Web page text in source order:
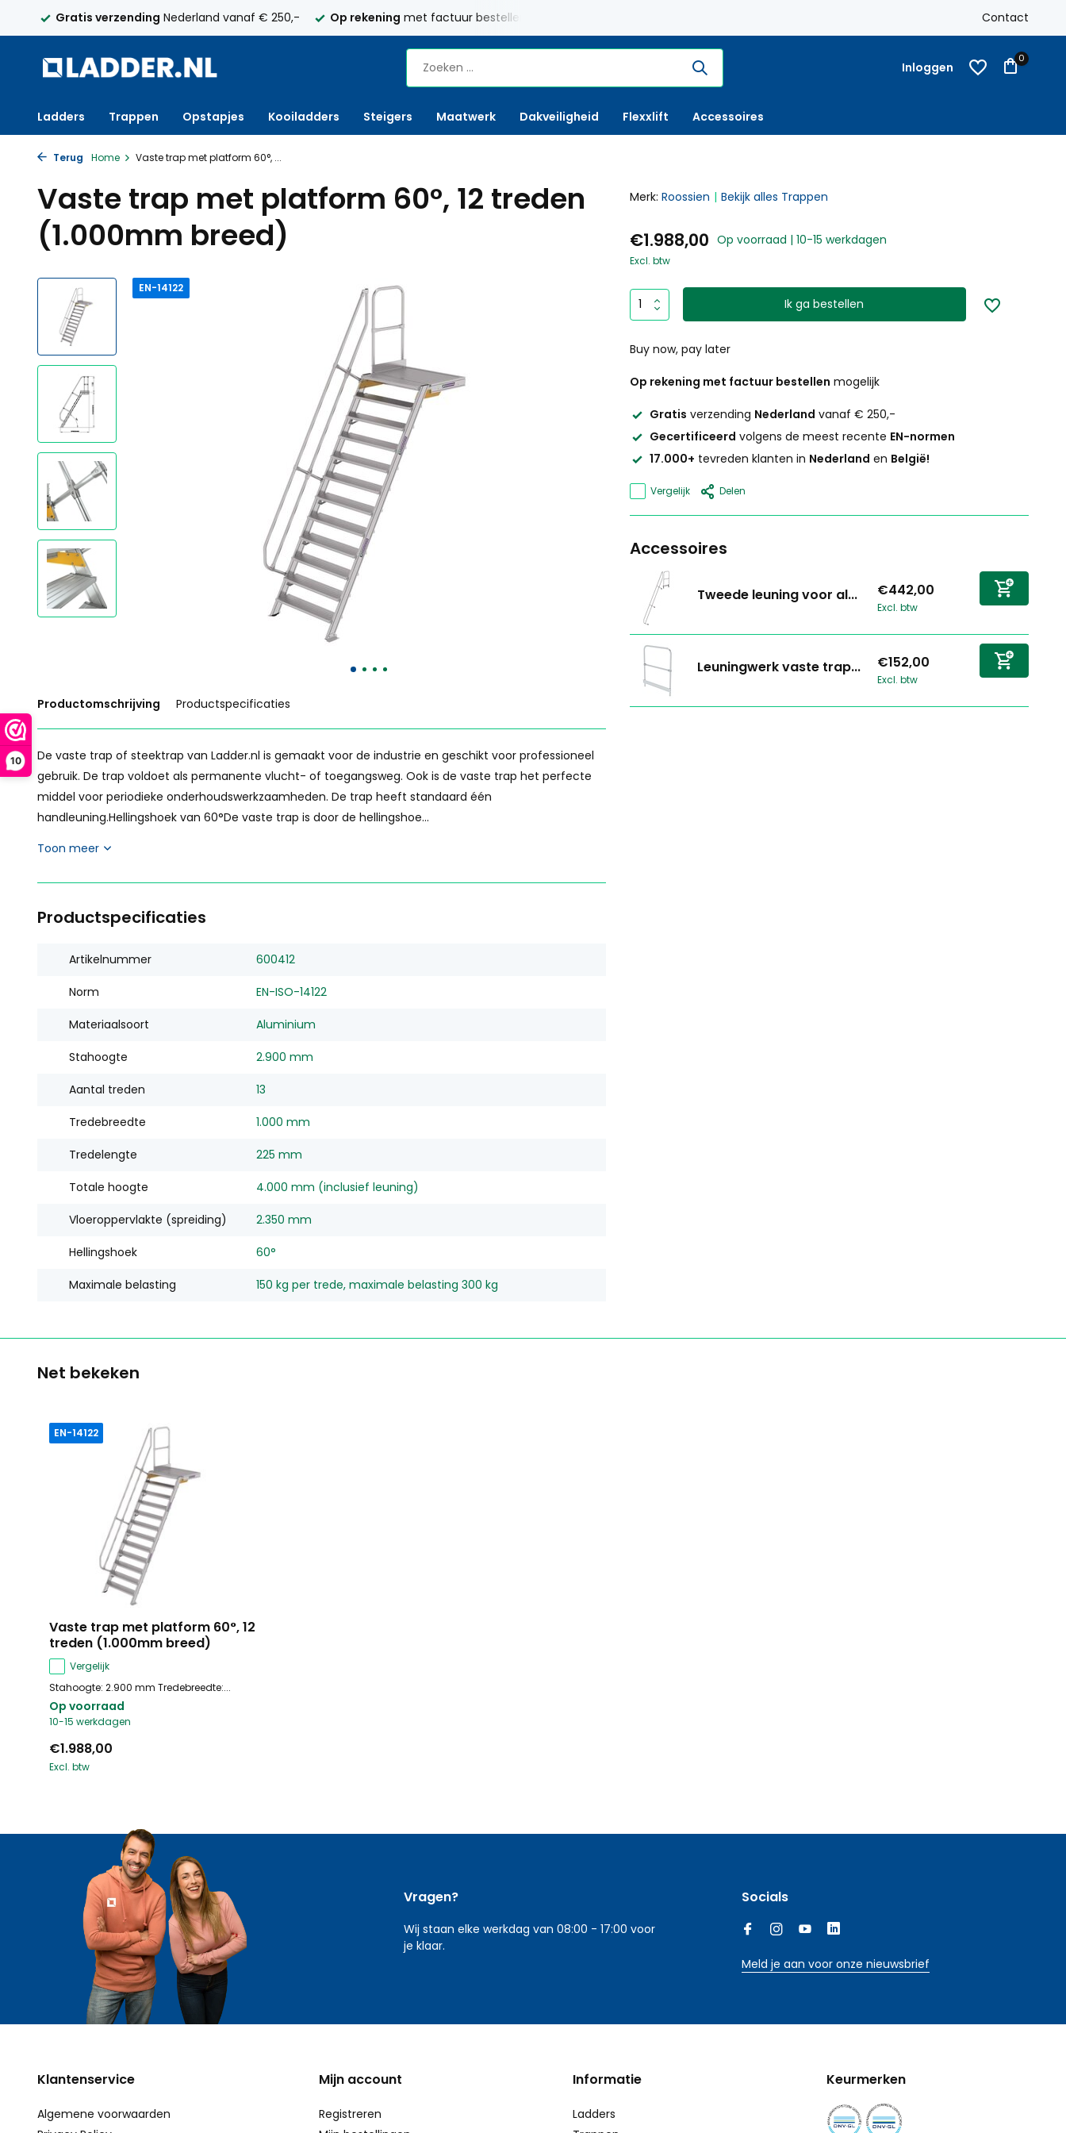
10
Gratis verzending Nederland vanaf € 250,- Op rekening met factuur bestellen mogelijk Nederland vanaf € 250,- Op
Contact
Inloggen
0
Ladders Trappen Opstapjes Kooiladders Steigers Maatwerk Dakveiligheid Flexxlift Accessoires
Terug Home Vaste trap met platform 60°, ...
Vaste trap met platform 60°, 12 treden
(1.000mm breed)
EN-14122
Productomschrijving Productspecificaties
De vaste trap of steektrap van Ladder.nl is gemaakt voor de industrie en geschikt voor professioneel
gebruik. De trap voldoet als permanente vlucht- of toegangsweg. Ook is de vaste trap het perfecte
middel voor periodieke onderhoudswerkzaamheden. De trap heeft standaard één
handleuning.Hellingshoek van 60°De vaste trap is door de hellingshoe...
Toon meer
Productspecificaties
Artikelnummer 600412
Norm EN-ISO-14122
Materiaalsoort Aluminium
Stahoogte 2.900 mm
Aantal treden 13
Tredebreedte 1.000 mm
Tredelengte 225 mm
Totale hoogte 4.000 mm (inclusief leuning)
Vloeroppervlakte (spreiding) 2.350 mm
Hellingshoek 60°
Maximale belasting 150 kg per trede, maximale belasting 300 kg
Merk: Roossien Bekijk alles Trappen
€1.988,00 Op voorraad | 10-15 werkdagen
Excl. btw
Ik ga bestellen
Buy now, pay later
Op rekening met factuur bestellen mogelijk
Gratis verzending Nederland vanaf € 250,-
Gecertificeerd volgens de meest recente EN-normen
17.000+ tevreden klanten in Nederland en België!
Vergelijk Delen
Accessoires
Tweede leuning voor al... €442,00
Excl. btw
Leuningwerk vaste trap... €152,00
Excl. btw
Net bekeken
EN-14122
Vaste trap met platform 60°, 12
treden (1.000mm breed)
Vergelijk
Stahoogte: 2.900 mm Tredebreedte:...
Op voorraad
10-15 werkdagen
€1.988,00
Excl. btw
Vragen?
Wij staan elke werkdag van 08:00 - 17:00 voor
je klaar.
Socials
Meld je aan voor onze nieuwsbrief
Klantenservice
Algemene voorwaarden
Mijn account
Registreren
Informatie
Ladders
Keurmerken